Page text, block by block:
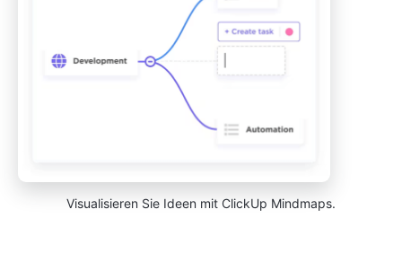
Visualisieren Sie Ideen mit ClickUp Mindmaps.